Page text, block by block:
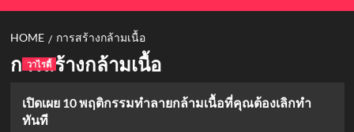
HOME การสร้างกล้ามเนื้อ
การสร้างกล้ามเนื้อ
วาไรตี้
เปิดเผย 10 พฤติกรรมทำลายกล้ามเนื้อที่คุณต้องเลิกทำ
ทันที